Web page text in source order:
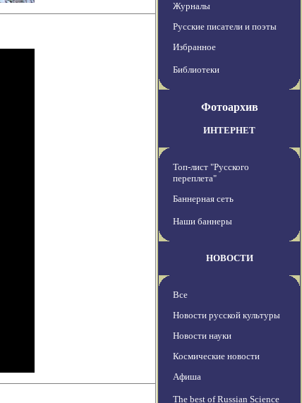
Журналы
Русские писатели и поэты
Избранное
Библиотеки
Фотоархив
ИНТЕРНЕТ
Топ-лист "Русского
переплета"
Баннерная сеть
Наши баннеры
НОВОСТИ
Все
Новости русской культуры
Новости науки
Космические новости
Афиша
The best of Russian Science